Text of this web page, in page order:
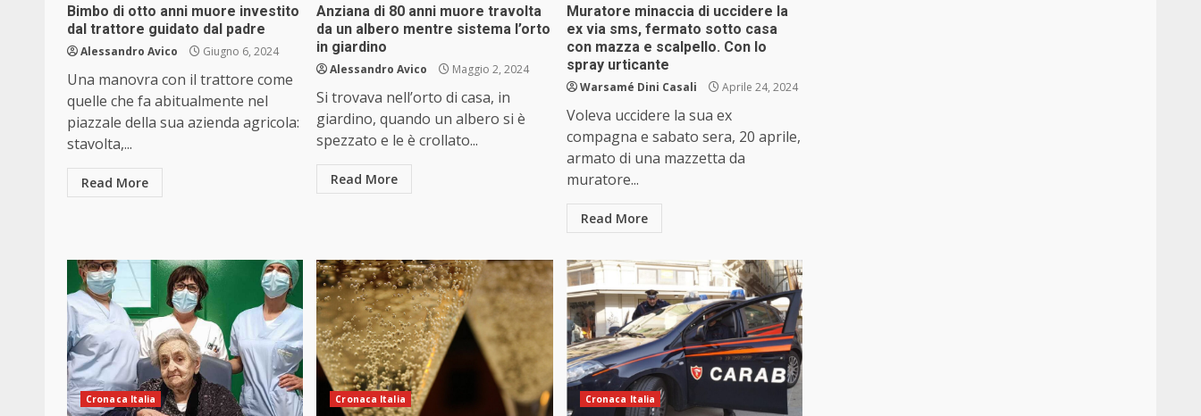
Bimbo di otto anni muore investito
dal trattore guidato dal padre
Alessandro Avico Giugno 6, 2024
Una manovra con il trattore come
quelle che fa abitualmente nel
piazzale della sua azienda agricola:
stavolta,...
Read More
Anziana di 80 anni muore travolta
da un albero mentre sistema l’orto
in giardino
Alessandro Avico Maggio 2, 2024
Si trovava nell’orto di casa, in
giardino, quando un albero si è
spezzato e le è crollato...
Read More
Muratore minaccia di uccidere la
ex via sms, fermato sotto casa
con mazza e scalpello. Con lo
spray urticante
Warsamé Dini Casali Aprile 24, 2024
Voleva uccidere la sua ex
compagna e sabato sera, 20 aprile,
armato di una mazzetta da
muratore...
Read More
Cronaca Italia Cronaca Italia Cronaca Italia